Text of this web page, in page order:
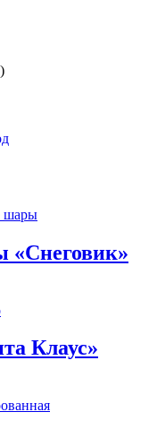
«Снеговик»
Клаус»